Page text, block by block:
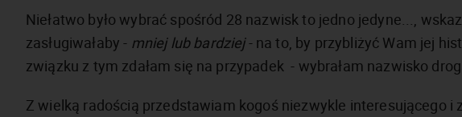
Niełatwo było wybrać spośród 28 nazwisk to jedno jedyne...,
zasługiwałaby - mniej lub bardziej- na to, by przybliżyć Wam jej
związku z tym zdałam się na przypadek - wybrałam nazwisko
Z wielką radością przedstawiam kogoś niezwykle interesującego i